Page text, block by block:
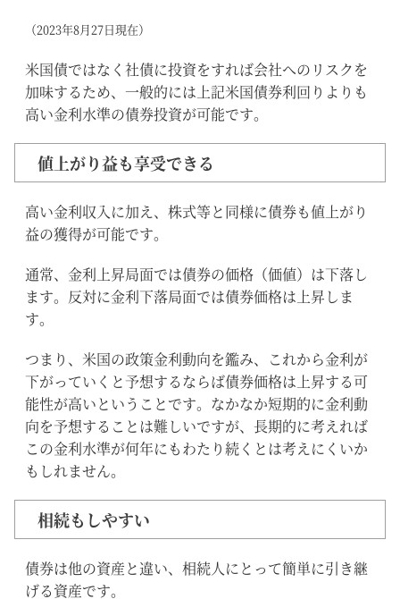
（2023年8月27日現在）
米国債ではなく社債に投資をすれば会社へのリスクを
加味するため、一般的には上記米国債券利回りよりも
高い金利水準の債券投資が可能です。
値上がり益も享受できる
高い金利収入に加え、株式等と同様に債券も値上がり
益の獲得が可能です。
通常、金利上昇局面では債券の価格（価値）は下落し
ます。反対に金利下落局面では債券価格は上昇しま
す。
つまり、米国の政策金利動向を鑑み、これから金利が
下がっていくと予想するならば債券価格は上昇する可
能性が高いということです。なかなか短期的に金利動
向を予想することは難しいですが、長期的に考えれば
この金利水準が何年にもわたり続くとは考えにくいか
もしれません。
相続もしやすい
債券は他の資産と違い、相続人にとって簡単に引き継
げる資産です。